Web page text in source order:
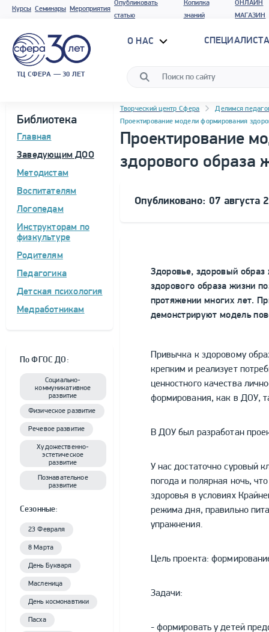
Курсы Семинары Мероприятия
Опубликовать
статью
Копилка
знаний
ОНЛАЙН
МАГАЗИН
ТЦ СФЕРА — 30 ЛЕТ
О НАС
Библиотека
Главная
Заведующим ДОО
Методистам
Воспитателям
Логопедам
Инструкторам по
физкультуре
Родителям
Педагогика
Детская психология
Медработникам
По ФГОС ДО:
Социально-
коммуникативное
развитие
Физическое развитие
Речевое развитие
Художественно-
эстетическое
развитие
Познавательное
развитие
Сезонные:
23 Февраля
8 Марта
День Букваря
Масленица
День космонавтики
Пасха
Навигация
Программа материала
Творческий центр Сфера
Делимся
Проектирование модели формирования
Проектирование
здорового образа
Опубликовано: 07 августа
Здоровье, здоровый
здорового образа жизни
протяжении многих лет.
демонстрируют модель
Привычка к здоровому
крепким и реализует
ценностного качества
формирования, как в ДОУ,
В ДОУ был разработан
У нас достаточно суровый
погода и полярная ночь,
здоровья в условиях
режима дня, правильно
упражнения.
Цель проекта:
Задачи:
- формировать у детей